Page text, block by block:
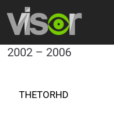
2002 – 2006
THETORHD